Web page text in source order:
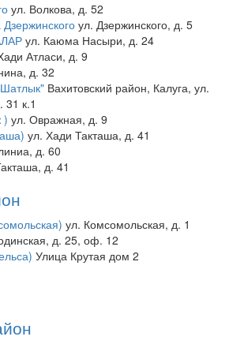
ул. Волкова, д. 52
ул. Дзержинского, д. 5
ул. Каюма Насыри, д. 24
Атласи, д. 9
д. 32
Вахитовский район, Калуга, ул.
31 к.1
) ул. Овражная, д. 9
ул. Хади Такташа, д. 41
д. 60
д. 41
ул. Комсомольская, д. 1
д. 25, оф. 12
Улица Крутая дом 2